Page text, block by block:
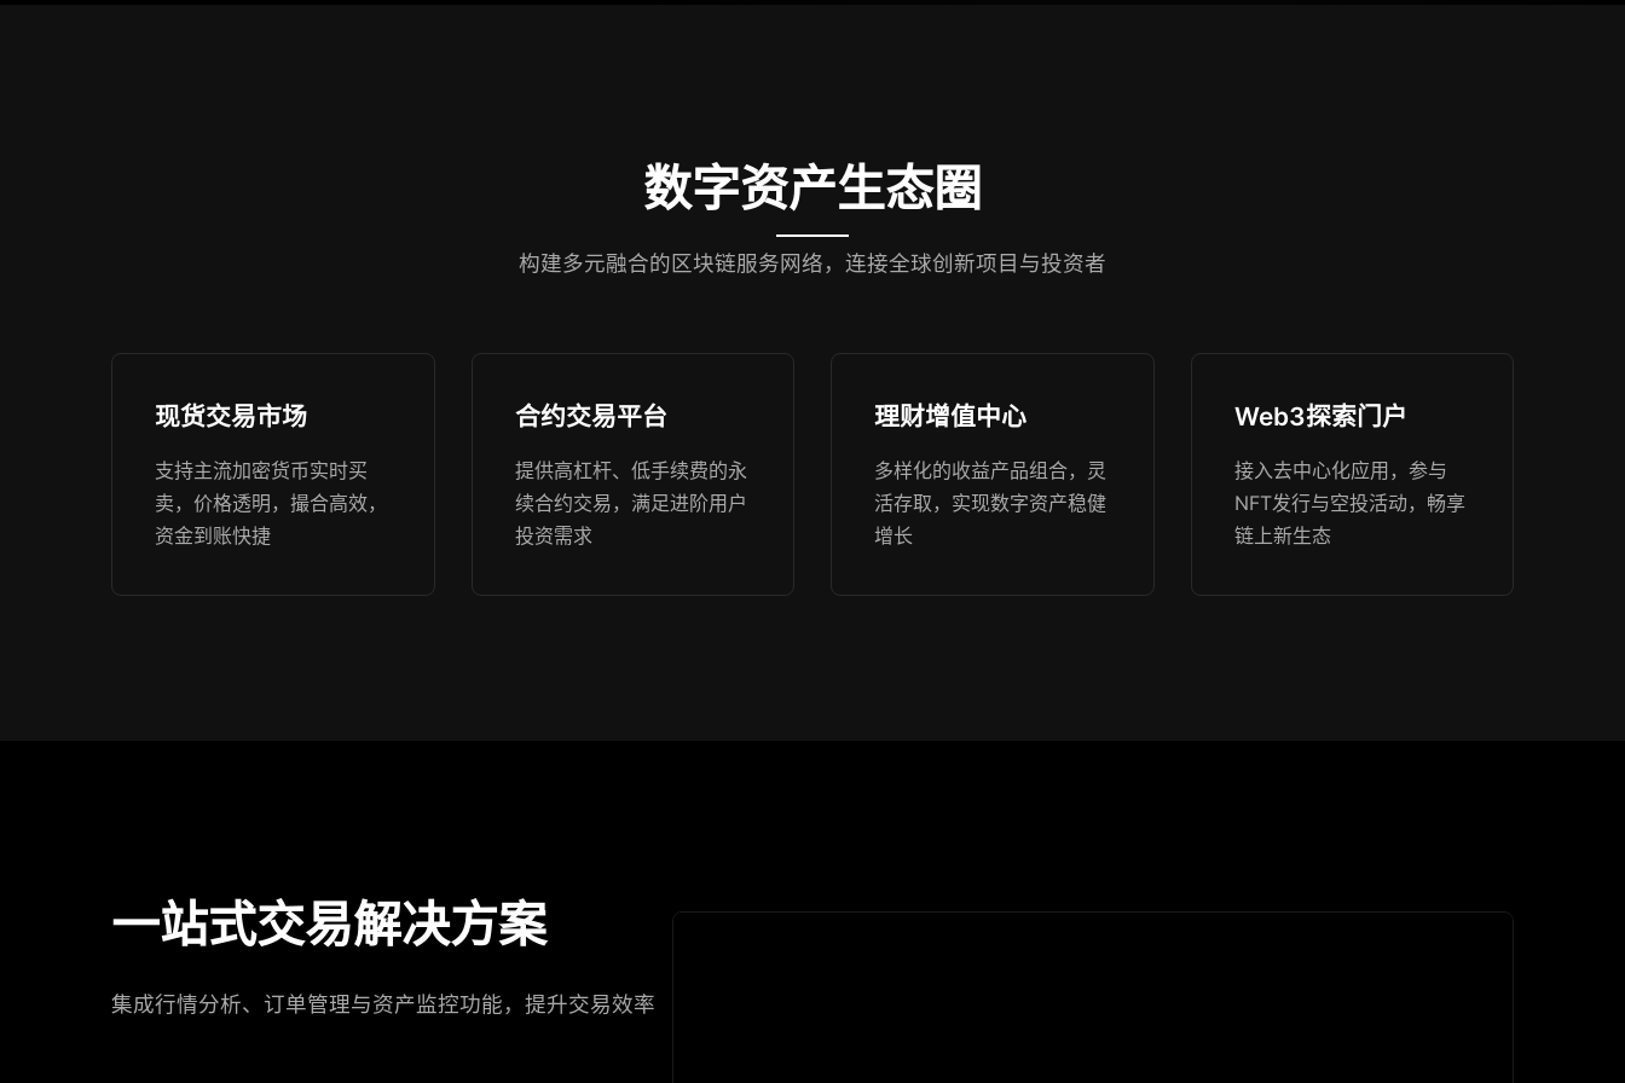
数字资产生态圈
构建多元融合的区块链服务网络，连接全球创新项目与投资者
现货交易市场
支持主流加密货币实时买
卖，价格透明，撮合高效，
资金到账快捷
合约交易平台
提供高杠杆、低手续费的永
续合约交易，满足进阶用户
投资需求
理财增值中心
多样化的收益产品组合，灵
活存取，实现数字资产稳健
增长
Web3探索门户
接入去中心化应用，参与
NFT发行与空投活动，畅享
链上新生态
一站式交易解决方案
集成行情分析、订单管理与资产监控功能，提升交易效率